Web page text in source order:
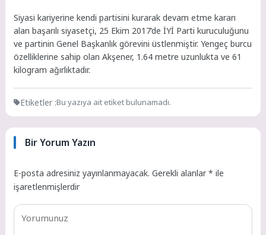
Siyasi kariyerine kendi partisini kurarak devam etme kararı
alan başarılı siyasetçi, 25 Ekim 2017’de İYİ Parti kuruculuğunu
ve partinin Genel Başkanlık görevini üstlenmiştir. Yengeç burcu
özelliklerine sahip olan Akşener, 1.64 metre uzunlukta ve 61
kilogram ağırlıktadır.
Etiketler :Bu yazıya ait etiket bulunamadı.
Bir Yorum Yazın
E-posta adresiniz yayınlanmayacak. Gerekli alanlar* ile
işaretlenmişlerdir